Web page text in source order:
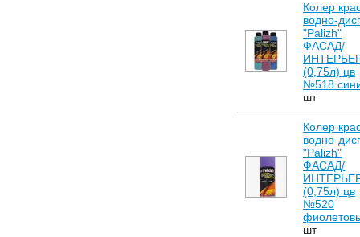
Колер
водно-
"Palizh"
ФАСАД/
(0,75л) цв
№518
шт
Колер
водно-
"Palizh"
ФАСАД/
(0,75л) цв
№520
шт